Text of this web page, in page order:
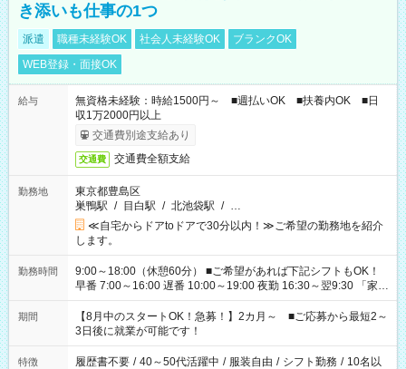
き添いも仕事の1つ
派遣 職種未経験OK 社会人未経験OK
ブランクOK
WEB登録・面接OK
給与
無資格未経験：時給1500円～ ■週払いOK ■扶養内OK ■日
収1万2000円以上
交通費別途支給あり
交通費 交通費全額支給
勤務地
東京都豊島区
巣鴨駅 / 目白駅 / 北池袋駅 / …
≪自宅からドアtoドアで30分以内！≫ご希望の勤務地を紹介
します。
勤務時間
9:00～18:00（休憩60分） ■ご希望があれば下記シフトもOK！
早番 7:00～16:00 遅番 10:00～19:00 夜勤 16:30～翌9:30 「家族
と休みを合わせたい」 「余裕を持って夕飯の準備がしたい」
「できれば残業はしたくない」 など、ご希望を教えてください
ね。 ※Wワーク希望の方へ 今ご覧のお仕事で希望する勤務時間
と、もう1つのお仕事の勤務時間。 合計で週40時間を超える場
合は応募できません。
期間
【8月中のスタートOK！急募！】2カ月～ ■ご応募から最短2～
3日後に就業が可能です！
特徴 履歴書不要 / 40～50代活躍中 / 服装自由 / シフト勤務 / 10名以